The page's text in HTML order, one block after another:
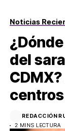
Noticias
del
REDACCIÓN
2 MINS LECTURA